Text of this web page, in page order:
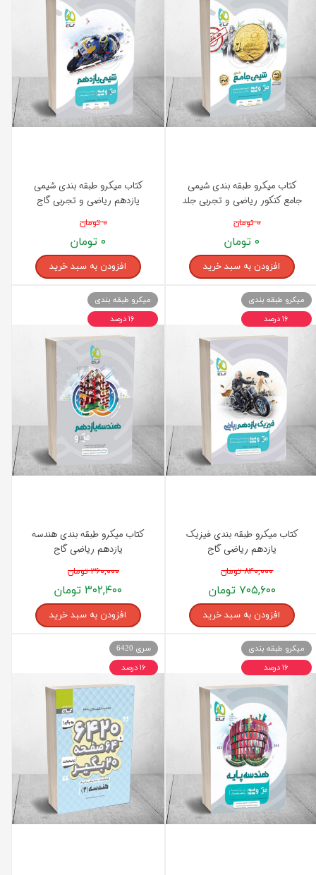
کتاب میکرو طبقه بندی شیمی
جامع کنکور ریاضی و تجربی جلد
۰ تومان
۰ تومان
افزودن به سبد خرید
کتاب میکرو طبقه بندی شیمی
یازدهم ریاضی و تجربی گاج
۰ تومان
۰ تومان
افزودن به سبد خرید
کتاب میکرو طبقه بندی فیزیک
یازدهم ریاضی گاج
۸۴۰,۰۰۰ تومان
۷۰۵,۶۰۰ تومان
افزودن به سبد خرید
میکرو طبقه بندی
۱۶ درصد
کتاب میکرو طبقه بندی هندسه
یازدهم ریاضی گاج
۳۶۰,۰۰۰ تومان
۳۰۲,۴۰۰ تومان
افزودن به سبد خرید
میکرو طبقه بندی
۱۶ درصد
میکرو طبقه بندی
۱۶ درصد
سری 6420
۱۶ درصد